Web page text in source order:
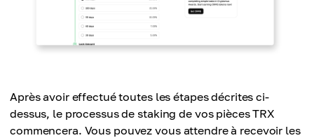
Après avoir effectué toutes les étapes décrites ci-
dessus, le processus de staking de vos pièces TRX
commencera. Vous pouvez vous attendre à recevoir les